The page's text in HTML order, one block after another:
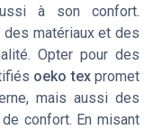
à son confort.
matériaux et des
Opter pour des
oeko texpromet
mais aussi des
confort. En misant